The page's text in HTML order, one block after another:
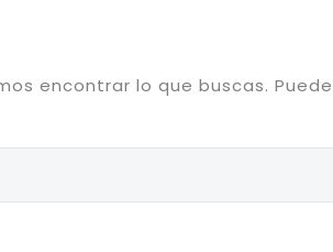
encontrar lo que buscas.